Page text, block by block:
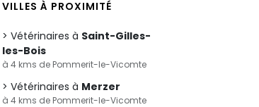
VILLES À PROXIMITÉ
Vétérinaires à Saint-Gilles-
les-Bois
à 4 kms de Pommerit-le-Vicomte
Vétérinaires à Merzer
à 4 kms de Pommerit-le-Vicomte